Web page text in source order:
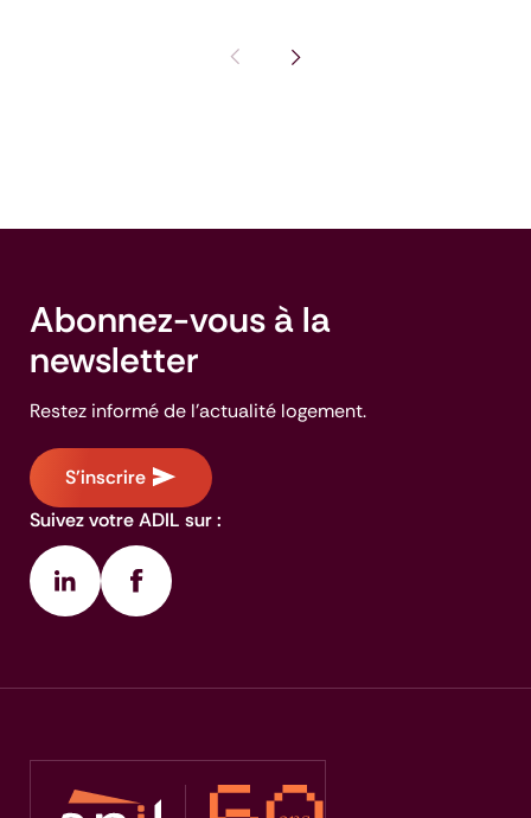
Pas de diapositive précédente :
Voir la diapositive
Abonnez-vous à la
newsletter
Restez informé de l'actualité logement.
S'inscrire
Suivez votre ADIL sur :